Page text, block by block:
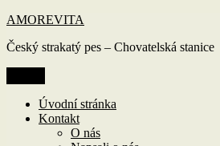
Přejít
obsahu
AMOREVITA
Český strakatý pes – Chovatelská stanice
Úvodní stránka
Kontakt
O nás